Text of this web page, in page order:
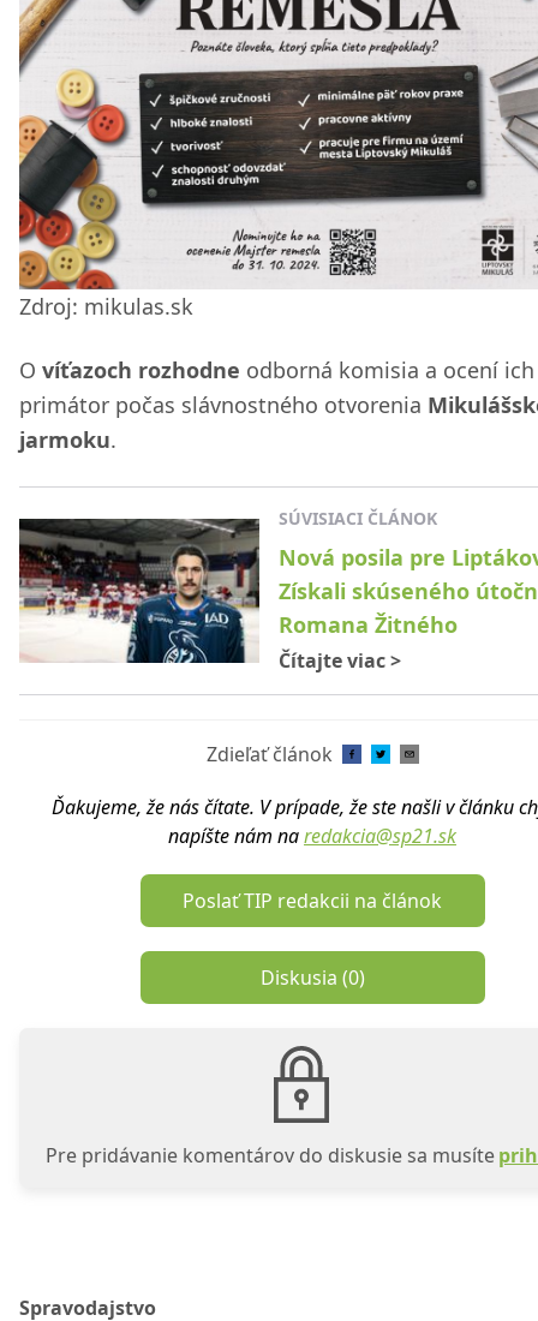
Zdroj: mikulas.sk
O víťazoch rozhodne odborná komisia a ocení ich
primátor počas slávnostného otvorenia
jarmoku.
SÚVISIACI ČLÁNOK
Nová posila pre
Získali skúseného
Romana Žitného
Čítajte viac>
Zdieľať článok
Ďakujeme, že nás čítate. V prípade, že ste našli v článku
napíšte nám naredakcia@sp21.sk
Poslať TIP redakcii na článok
Diskusia (0)
Pre pridávanie komentárov do diskusie sa musíte
Spravodajstvo